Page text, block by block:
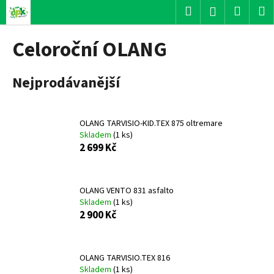
Přejít
obsah
Hledat Přihlášení
Celoroční OLANG
Nejprodávanější
OLANG TARVISIO-KID.TEX 875 oltremare
Skladem (1 ks)
2 699 Kč
OLANG VENTO 831 asfalto
Skladem (1 ks)
2 900 Kč
OLANG TARVISIO.TEX 816
Skladem (1 ks)
o
o